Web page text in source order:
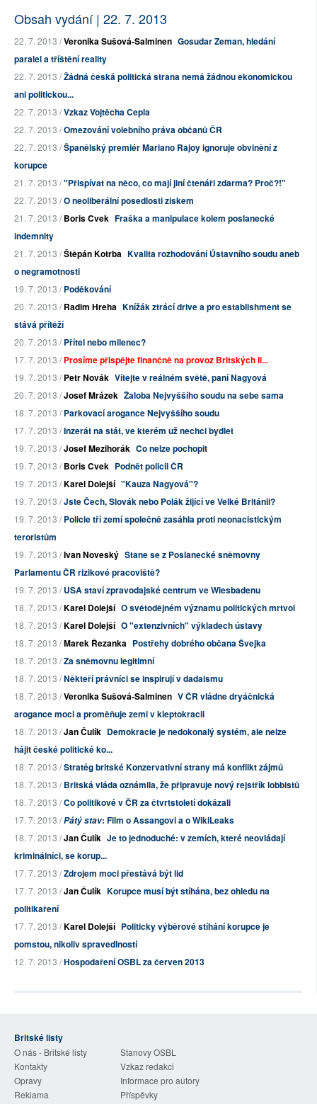
Obsah vydání | 22. 7. 2013
22. 7. 2013 /Veronika Sušová-Salminen Gosudar Zeman, hledání
paralel a tříštění reality
22. 7. 2013 /Žádná česká politická strana nemá žádnou ekonomickou
ani politickou...
22. 7. 2013 /Vzkaz Vojtěcha Cepla
22. 7. 2013 /Omezování volebního práva občanů ČR
22. 7. 2013 /Španělský premiér Mariano Rajoy ignoruje obvinění z
korupce
21. 7. 2013 /"Přispívat na něco, co mají jiní čtenáři zdarma? Proč?!"
22. 7. 2013 /O neoliberální posedlosti ziskem
21. 7. 2013 /Boris Cvek Fraška a manipulace kolem poslanecké
indemnity
21. 7. 2013 /Štěpán Kotrba Kvalita rozhodování Ústavního soudu aneb
o negramotnosti
19. 7. 2013 /Poděkování
20. 7. 2013 /Radim Hreha Knížák ztrácí drive a pro establishment se
stává přítěží
20. 7. 2013 /Přítel nebo milenec?
17. 7. 2013 /Prosíme přispějte finančně na provoz Britských li...
19. 7. 2013 /Petr Novák Vítejte v reálném světě, paní Nagyová
20. 7. 2013 /Josef Mrázek Žaloba Nejvyššího soudu na sebe sama
18. 7. 2013 /Parkovací arogance Nejvyššího soudu
17. 7. 2013 /Inzerát na stát, ve kterém už nechci bydlet
19. 7. 2013 /Josef Mezihorák Co nelze pochopit
19. 7. 2013 /Boris Cvek Podnět policii ČR
19. 7. 2013 /Karel Dolejší "Kauza Nagyová"?
19. 7. 2013 /Jste Čech, Slovák nebo Polák žijící ve Velké Británii?
19. 7. 2013 /Policie tří zemí společně zasáhla proti neonacistickým
teroristům
19. 7. 2013 /Ivan Noveský Stane se z Poslanecké sněmovny
Parlamentu ČR rizikové pracoviště?
19. 7. 2013 /USA staví zpravodajské centrum ve Wiesbadenu
18. 7. 2013 /Karel Dolejší O světodějném významu politických mrtvol
18. 7. 2013 /Karel Dolejší O "extenzivních" výkladech ústavy
18. 7. 2013 /Marek Řezanka Postřehy dobrého občana Švejka
18. 7. 2013 /Za sněmovnu legitimní
18. 7. 2013 /Někteří právníci se inspirují v dadaismu
18. 7. 2013 /Veronika Sušová-Salminen V ČR vládne dryáčnická
arogance moci a proměňuje zemi v kleptokracii
18. 7. 2013 /Jan Čulík Demokracie je nedokonalý systém, ale nelze
hájit české politické ko...
18. 7. 2013 /Stratég britské Konzervativní strany má konflikt zájmů
18. 7. 2013 /Britská vláda oznámila, že připravuje nový rejstřík lobbistů
18. 7. 2013 /Co politikové v ČR za čtvrtstoletí dokázali
17. 7. 2013 /Pátý stav: Film o Assangovi a o WikiLeaks
18. 7. 2013 /Jan Čulík Je to jednoduché: v zemích, které neovládají
kriminálníci, se korup...
17. 7. 2013 /Zdrojem moci přestává být lid
17. 7. 2013 /Jan Čulík Korupce musí být stíhána, bez ohledu na
politikaření
17. 7. 2013 /Karel Dolejší Politicky výběrové stíhání korupce je
pomstou, nikoliv spravedlností
12. 7. 2013 /Hospodaření OSBL za červen 2013
Britské listy
O nás - Britské listy
Stanovy OSBL
Kontakty
Vzkaz redakci
Opravy
Informace pro autory
Reklama
Příspěvky